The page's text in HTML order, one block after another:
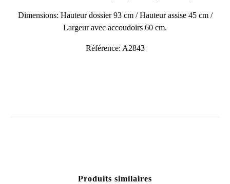
Dimensions: Hauteur dossier 93 cm / Hauteur assise 45 cm /
Largeur avec accoudoirs 60 cm.
Référence: A2843
Produits similaires